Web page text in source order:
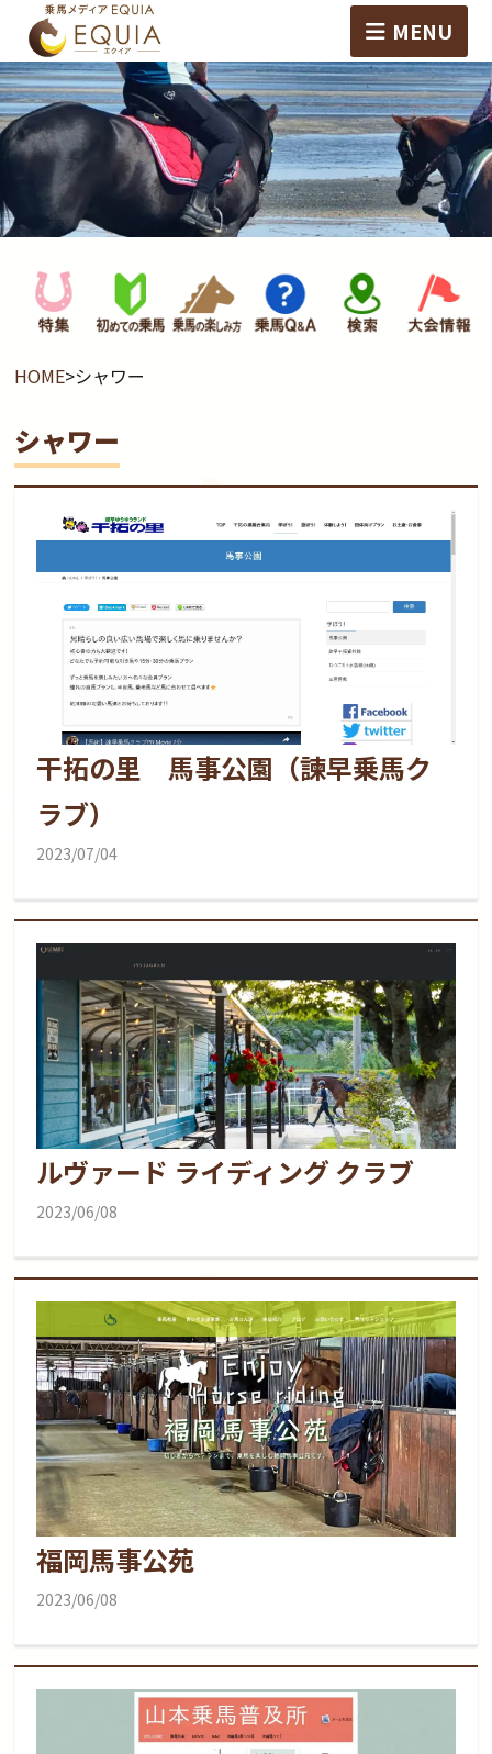
MENU
HOME>シャワー
シャワー
干拓の里 馬事公園（諫早乗馬ク
ラブ）
2023/07/04
ルヴァード ライディング クラブ
2023/06/08
福岡馬事公苑
2023/06/08